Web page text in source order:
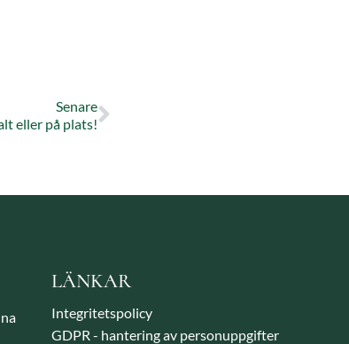
Senare
eller på plats!
LÄNKAR
Integritetspolicy
GDPR - hantering av personuppgifter